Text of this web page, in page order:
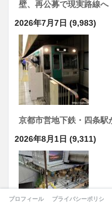
壁、再公募で現実路線へ
2026年7月7日 (9,983)
京都市営地下鉄・四条
2026年8月1日 (9,311)
プロフィール プライバシーポリシー